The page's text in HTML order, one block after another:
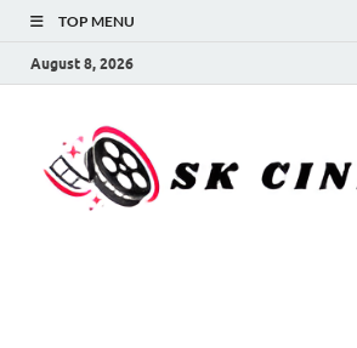
TOP MENU
August 8, 2026